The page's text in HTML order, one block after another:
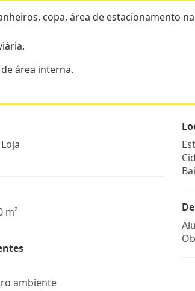
copa, área de estacionamento
área interna.
m²
ambiente